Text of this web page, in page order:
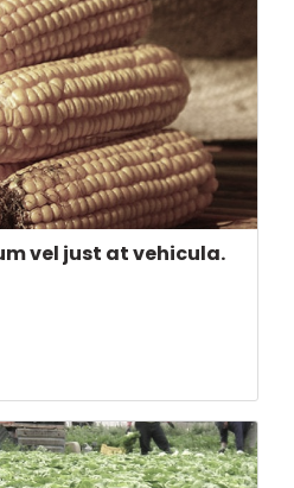
vel just at vehicula.